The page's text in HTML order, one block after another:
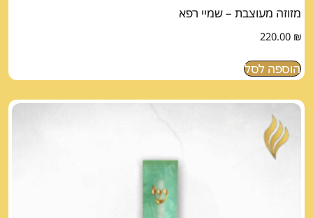
מזוזה מעוצבת – שמיי רפא
220.00 ₪
הוספה לסל